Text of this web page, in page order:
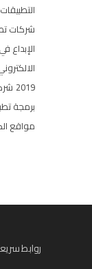
شركات
الإبداع
2019
برمجة
مواقع
روابط